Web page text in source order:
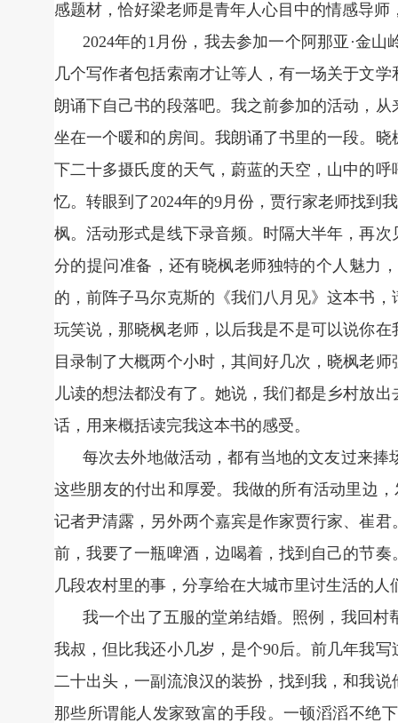
感题材，恰好梁老师是青年人心目中的情感导
2024年的1月份，我去参加一个阿那亚·金
几个写作者包括索南才让等人，有一场关于文
朗诵下自己书的段落吧。我之前参加的活动，
坐在一个暖和的房间。我朗诵了书里的一段。
下二十多摄氏度的天气，蔚蓝的天空，山中的
忆。转眼到了2024年的9月份，贾行家老师找到
枫。活动形式是线下录音频。时隔大半年，再
分的提问准备，还有晓枫老师独特的个人魅力
的，前阵子马尔克斯的《我们八月见》这本书
玩笑说，那晓枫老师，以后我是不是可以说你
目录制了大概两个小时，其间好几次，晓枫老
儿读的想法都没有了。她说，我们都是乡村放
话，用来概括读完我这本书的感受。
每次去外地做活动，都有当地的文友过来
这些朋友的付出和厚爱。我做的所有活动里边
记者尹清露，另外两个嘉宾是作家贾行家、崔
前，我要了一瓶啤酒，边喝着，找到自己的节
几段农村里的事，分享给在大城市里讨生活的
我一个出了五服的堂弟结婚。照例，我回
我叔，但比我还小几岁，是个90后。前几年我
二十出头，一副流浪汉的装扮，找到我，和我
那些所谓能人发家致富的手段。一顿滔滔不绝